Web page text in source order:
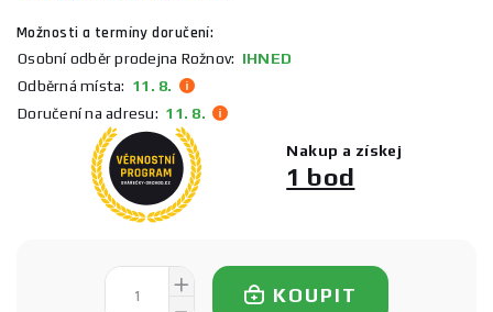
Možnosti a termíny doručení:
Osobní odběr prodejna Rožnov: IHNED
Odběrná místa: 11. 8.
Doručení na adresu: 11. 8.
Nakup a získej
1 bod
KOUPIT